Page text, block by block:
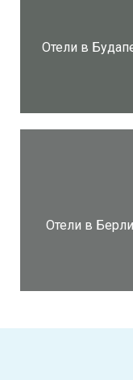
Отели в
Отели в